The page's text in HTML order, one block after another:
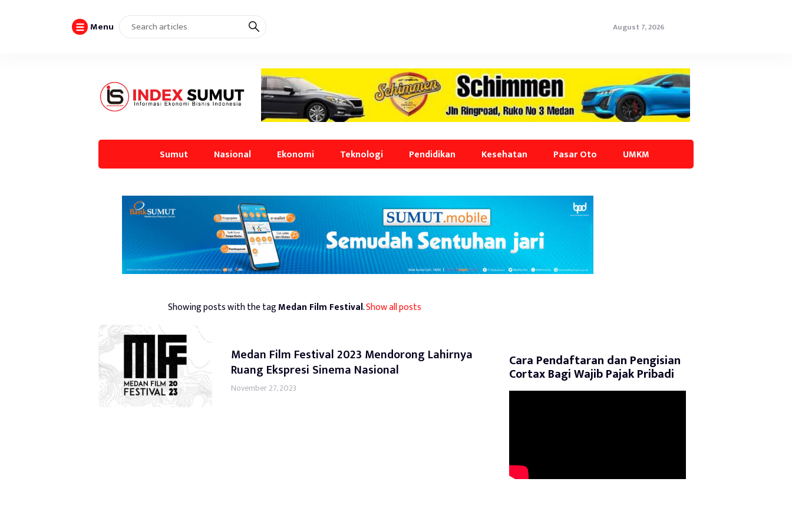
Menu August 7, 2026
Sumut Nasional Ekonomi Teknologi Pendidikan Kesehatan Pasar Oto UMKM
Showing posts with the tagMedan Film Festival.Show all posts
Medan Film Festival 2023 Mendorong Lahirnya
Ruang Ekspresi Sinema Nasional
November 27, 2023
Cara Pendaftaran dan Pengisian
Cortax Bagi Wajib Pajak Pribadi